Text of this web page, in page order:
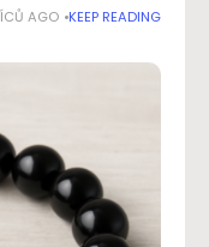
i pouze vlastními
AGO KEEP READING